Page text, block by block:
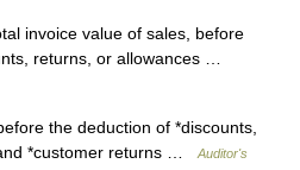
invoice value of sales, before
returns, or allowances …
the deduction of *discounts,
*customer returns …
Auditor's